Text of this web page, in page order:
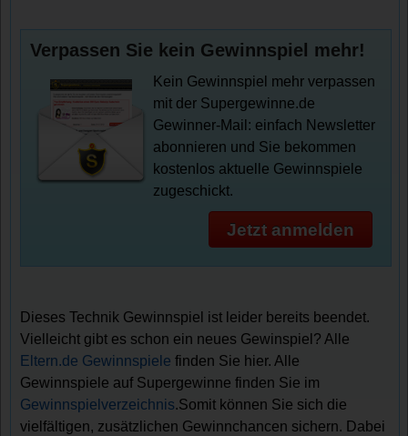
Verpassen Sie kein Gewinnspiel mehr!
Kein Gewinnspiel mehr verpassen
mit der Supergewinne.de
Gewinner-Mail: einfach Newsletter
abonnieren und Sie bekommen
kostenlos aktuelle Gewinnspiele
zugeschickt.
Jetzt anmelden
Dieses Technik Gewinnspiel ist leider bereits beendet.
Vielleicht gibt es schon ein neues Gewinspiel? Alle
Eltern.de Gewinnspiele finden Sie hier. Alle
Gewinnspiele auf Supergewinne finden Sie im
Gewinnspielverzeichnis.Somit können Sie sich die
vielfältigen, zusätzlichen Gewinnchancen sichern. Dabei